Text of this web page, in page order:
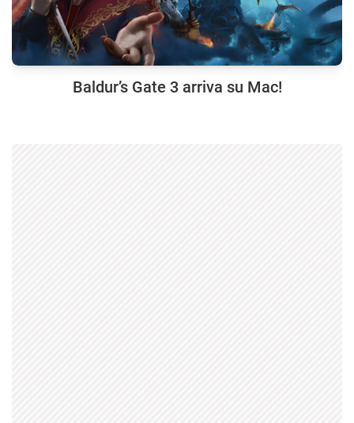
Baldur’s Gate 3 arriva su Mac!